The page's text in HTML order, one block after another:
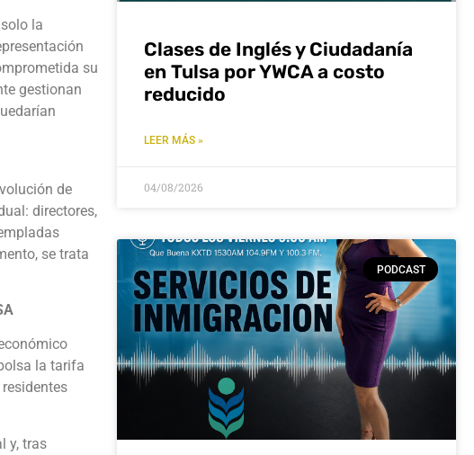
la
su
gestionan
de
directores,
se trata
la tarifa
y, tras
Clases de Inglés y Ciudadanía
en Tulsa por YWCA a costo
reducido
LEER MÁS »
04/08/2026
PODCAST